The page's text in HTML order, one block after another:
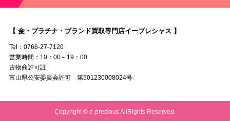
【 金・プラチナ・ブランド買取専門店イープレシャス 】
Tel：0766-27-7120
営業時間：10：00～19：00
古物商許可証
富山県公安委員会許可 第501230008024号
Copyright © e-precious AllRights Reserved.